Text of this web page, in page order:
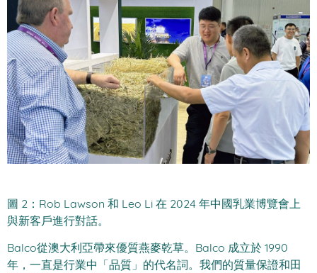
圖 2：Rob Lawson 和 Leo Li 在 2024 年中國乳業博覽會上
與新客戶進行對話。
Balco從澳大利亞帶來優質燕麥乾草。Balco 成立於 1990
年，一直是行業中「品質」的代名詞。我們的質量保證和田